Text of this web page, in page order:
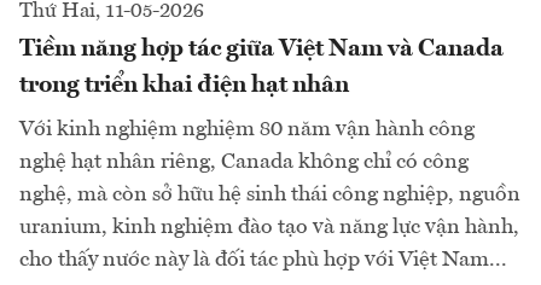
Thứ Hai, 11-05-2026
Tiềm năng hợp tác giữa Việt Nam và Canada
trong triển khai điện hạt nhân
Với kinh nghiệm nghiệm 80 năm vận hành công
nghệ hạt nhân riêng, Canada không chỉ có công
nghệ, mà còn sở hữu hệ sinh thái công nghiệp, nguồn
uranium, kinh nghiệm đào tạo và năng lực vận hành,
cho thấy nước này là đối tác phù hợp với Việt Nam...